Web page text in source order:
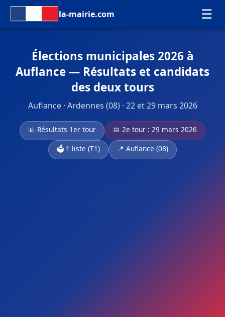
la-mairie.com ☰
Élections municipales 2026 à
Auflance — Résultats et candidats
des deux tours
Auflance · Ardennes (08) · 22 et 29 mars 2026
📊 Résultats 1er tour
📅 2e tour : 29 mars 2026
🗳️ 1 liste (T1)
📍 Auflance (08)